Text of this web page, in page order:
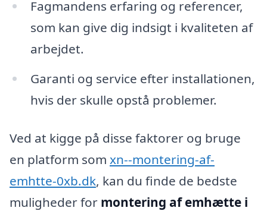
Fagmandens erfaring og referencer,
som kan give dig indsigt i kvaliteten af
arbejdet.
Garanti og service efter installationen,
hvis der skulle opstå problemer.
Ved at kigge på disse faktorer og bruge
en platform som xn--montering-af-
emhtte-0xb.dk, kan du finde de bedste
muligheder for montering af emhætte i